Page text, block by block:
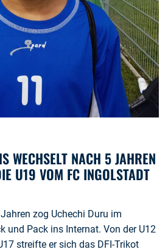
WECHSELT NACH 5 JAHREN
U19 VOM FC INGOLSTADT
zog Uchechi Duru im
und Pack ins Internat. Von der U12
streifte er sich das DFI-Trikot